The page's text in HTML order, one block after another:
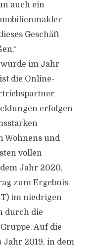
auch ein
Geschäft
wurde im Jahr
die Online-
erfolgen
Wohnens und
vollen
Jahr 2020,
zum Ergebnis
im niedrigen
durch die
Auf die
Jahr 2019, in dem